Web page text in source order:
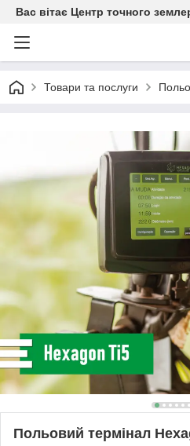
Вас вітає Центр точного
Товари та послуги
Польовий термінал